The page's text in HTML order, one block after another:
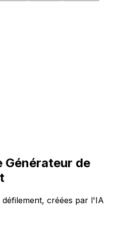
Générateur de
créées par l'IA